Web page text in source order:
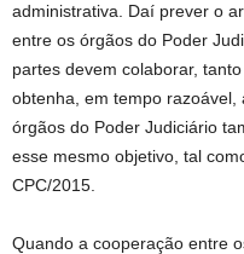
administrativa. Daí prever o
entre os órgãos do Poder
partes devem colaborar,
obtenha, em tempo
órgãos do Poder Judiciário
esse mesmo objetivo, tal
CPC/2015.
Quando a cooperação entre